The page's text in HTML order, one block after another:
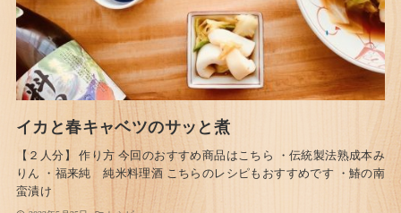
イカと春キャベツのサッと煮
【２人分】 作り方 今回のおすすめ商品はこちら ・伝統製法熟成本み
りん ・福来純 純米料理酒 こちらのレシピもおすすめです ・鰆の南
蛮漬け